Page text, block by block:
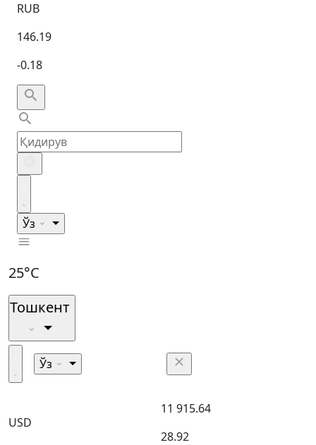
RUB
146.19
-0.18
Ўз
25°C
Тошкент
Ўз
USD
11 915.64
28.92